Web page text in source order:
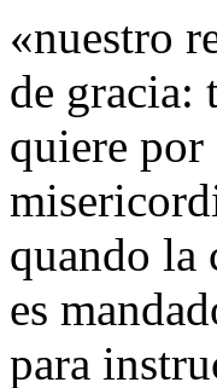
«nuestro
de gracia:
quiere por
quando la
es
para